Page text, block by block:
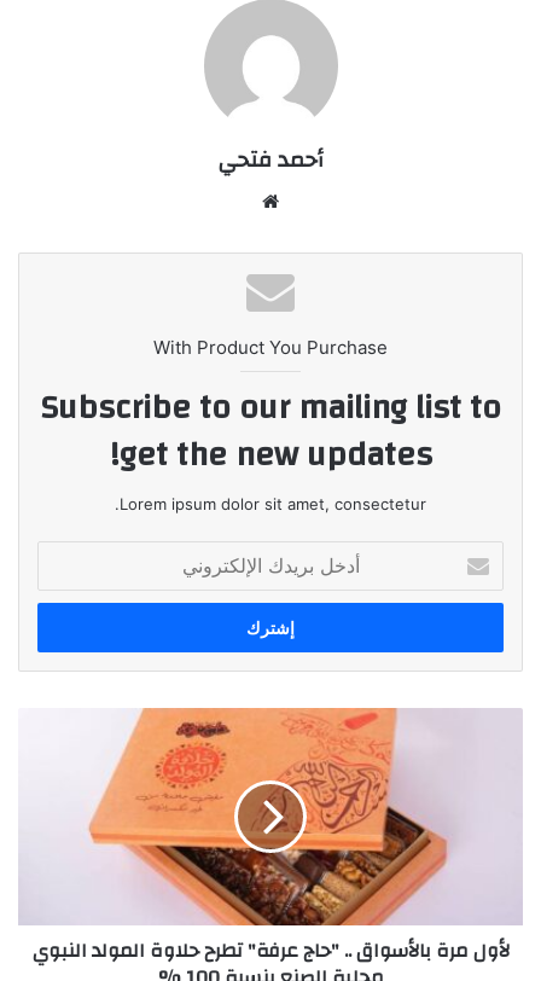
أحمد فتحي
With Product You Purchase
Subscribe to our mailing list to
get the new updates!
Lorem ipsum dolor sit amet, consectetur.
بريدك
الإلكتروني
المولد
النبوي
لأول مرة بالأسواق .. "حاج عرفة" تطرح حلاوة المولد النبوي